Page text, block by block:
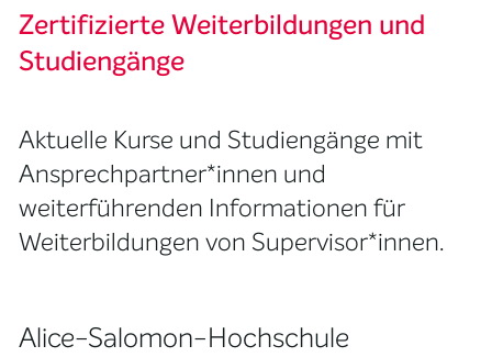
Zertifizierte Weiterbildungen und
Studiengänge
Aktuelle Kurse und Studiengänge mit
Ansprechpartner*innen und
weiterführenden Informationen für
Weiterbildungen von Supervisor*innen.
Alice-Salomon-Hochschule